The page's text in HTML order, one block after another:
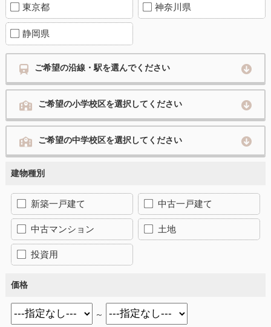
東京都 神奈川県
静岡県
ご希望の沿線・駅を選んでください
ご希望の小学校区を選択してください
ご希望の中学校区を選択してください
建物種別
新築一戸建て 中古一戸建て
中古マンション 土地
投資用
価格
～